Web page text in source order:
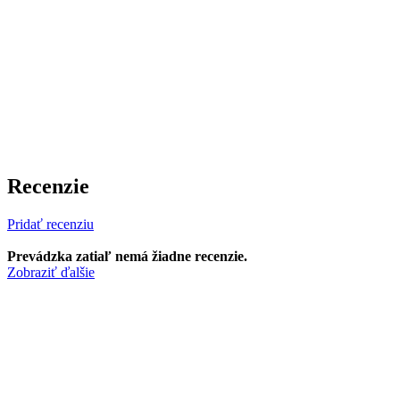
Recenzie
Pridať recenziu
Prevádzka zatiaľ nemá žiadne recenzie.
Zobraziť ďalšie